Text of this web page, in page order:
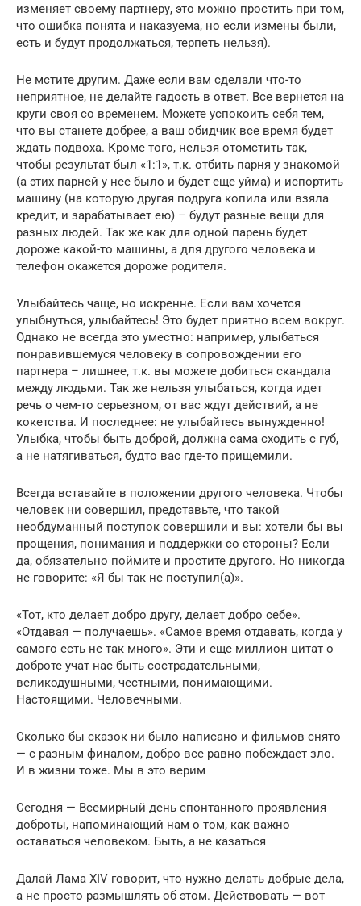
изменяет своему партнеру, это можно простить при том,
что ошибка понята и наказуема, но если измены были,
есть и будут продолжаться, терпеть нельзя).
Не мстите другим. Даже если вам сделали что-то
неприятное, не делайте гадость в ответ. Все вернется на
круги своя со временем. Можете успокоить себя тем,
что вы станете добрее, а ваш обидчик все время будет
ждать подвоха. Кроме того, нельзя отомстить так,
чтобы результат был «1:1», т.к. отбить парня у знакомой
(а этих парней у нее было и будет еще уйма) и испортить
машину (на которую другая подруга копила или взяла
кредит, и зарабатывает ею) – будут разные вещи для
разных людей. Так же как для одной парень будет
дороже какой-то машины, а для другого человека и
телефон окажется дороже родителя.
Улыбайтесь чаще, но искренне. Если вам хочется
улыбнуться, улыбайтесь! Это будет приятно всем вокруг.
Однако не всегда это уместно: например, улыбаться
понравившемуся человеку в сопровождении его
партнера – лишнее, т.к. вы можете добиться скандала
между людьми. Так же нельзя улыбаться, когда идет
речь о чем-то серьезном, от вас ждут действий, а не
кокетства. И последнее: не улыбайтесь вынужденно!
Улыбка, чтобы быть доброй, должна сама сходить с губ,
а не натягиваться, будто вас где-то прищемили.
Всегда вставайте в положении другого человека. Чтобы
человек ни совершил, представьте, что такой
необдуманный поступок совершили и вы: хотели бы вы
прощения, понимания и поддержки со стороны? Если
да, обязательно поймите и простите другого. Но никогда
не говорите: «Я бы так не поступил(а)».
«Тот, кто делает добро другу, делает добро себе».
«Отдавая — получаешь». «Самое время отдавать, когда у
самого есть не так много». Эти и еще миллион цитат о
доброте учат нас быть сострадательными,
великодушными, честными, понимающими.
Настоящими. Человечными.
Сколько бы сказок ни было написано и фильмов снято
— с разным финалом, добро все равно побеждает зло.
И в жизни тоже. Мы в это верим
Сегодня — Всемирный день спонтанного проявления
доброты, напоминающий нам о том, как важно
оставаться человеком. Быть, а не казаться
Далай Лама XIV говорит, что нужно делать добрые дела,
а не просто размышлять об этом. Действовать — вот